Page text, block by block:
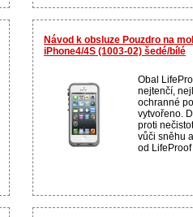
Návod k obsluze Pouzdro na
iPhone4/4S (1003-02) šedé/bílé
Obal
nejtenčí,
ochranné
vytvořeno.
proti
vůči sněhu
od